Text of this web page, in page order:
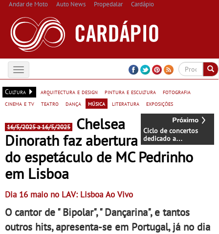
Andar de Moto Auto News Propedalar Cardápio
Toggle
navigation
Cultura
arquitectura e design pintura e escultura
fotografia
cinema e tv
teatro dança música literatura exposições
Ciclo de concertos
dedicado a
personalidades que
marcaram Lisboa - No
Palácio dos Lilases,
16/5/2025 a 16/5/2025
Chelsea
Dinorath faz abertura
do espetáculo de MC Pedrinho
em Lisboa
Dia 16 maio no LAV: Lisboa Ao Vivo
O cantor de " Bipolar", " Dançarina", e tantos
outros hits, apresenta-se em Portugal, já no dia